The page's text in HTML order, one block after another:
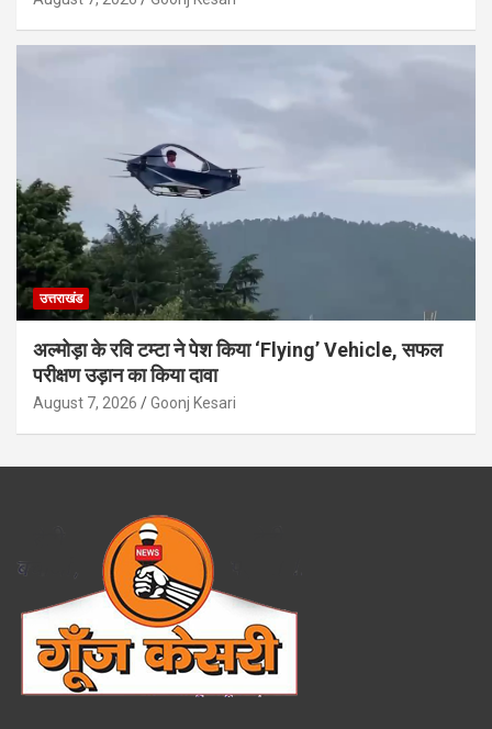
उत्तराखंड
अल्मोड़ा के रवि टम्टा ने पेश किया ‘Flying’ Vehicle, सफल
परीक्षण उड़ान का किया दावा
August 7, 2026 Goonj Kesari